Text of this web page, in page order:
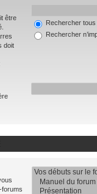
être
doit
Rechercher
Rechercher